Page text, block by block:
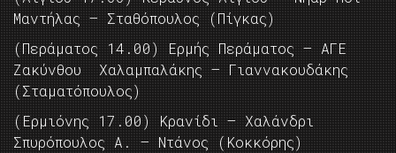
Μαντήλας – Σταθόπουλος (Πίγκας)
(Περάματος 14.00) Ερμής Περάματος – ΑΓΕ
Ζακύνθου Χαλαμπαλάκης – Γιαννακουδάκης
(Σταματόπουλος)
(Ερμιόνης 17.00) Κρανίδι – Χαλάνδρι
Σπυρόπουλος Α. – Ντάνος (Κοκκόρης)